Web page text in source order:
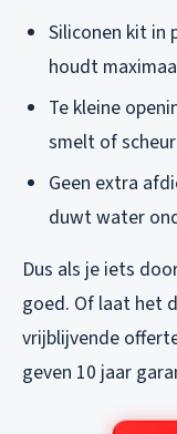
Siliconen kit in
houdt
Te kleine
smelt of
Geen extra
duwt water
Dus als je iets
goed. Of laat het
vrijblijvende
geven 10 jaar